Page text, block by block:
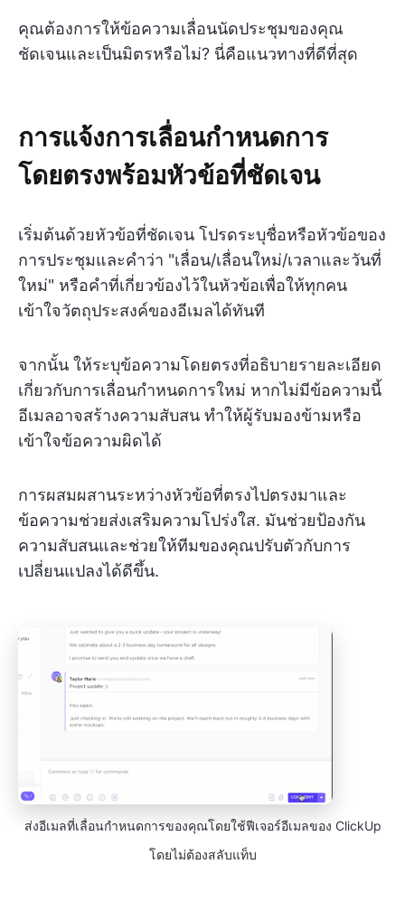
คุณต้องการให้ข้อความเลื่อนนัดประชุมของคุณ
ชัดเจนและเป็นมิตรหรือไม่? นี่คือแนวทางที่ดีที่สุด
การแจ้งการเลื่อนกำหนดการ
โดยตรงพร้อมหัวข้อที่ชัดเจน
เริ่มต้นด้วยหัวข้อที่ชัดเจน โปรดระบุชื่อหรือหัวข้อของ
การประชุมและคำว่า "เลื่อน/เลื่อนใหม่/เวลาและวันที่
ใหม่" หรือคำที่เกี่ยวข้องไว้ในหัวข้อเพื่อให้ทุกคน
เข้าใจวัตถุประสงค์ของอีเมลได้ทันที
จากนั้น ให้ระบุข้อความโดยตรงที่อธิบายรายละเอียด
เกี่ยวกับการเลื่อนกำหนดการใหม่ หากไม่มีข้อความนี้
อีเมลอาจสร้างความสับสน ทำให้ผู้รับมองข้ามหรือ
เข้าใจข้อความผิดได้
การผสมผสานระหว่างหัวข้อที่ตรงไปตรงมาและ
ข้อความช่วยส่งเสริมความโปร่งใส. มันช่วยป้องกัน
ความสับสนและช่วยให้ทีมของคุณปรับตัวกับการ
เปลี่ยนแปลงได้ดีขึ้น.
ส่งอีเมลที่เลื่อนกำหนดการของคุณโดยใช้ฟีเจอร์อีเมลของ ClickUp
โดยไม่ต้องสลับแท็บ